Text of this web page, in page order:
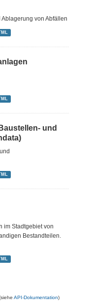
von Abfällen
und
im Stadtgebiet von
Bestandteilen.
API-Dokumentation)